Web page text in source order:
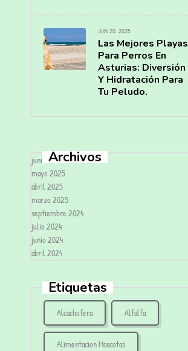
JUN 20, 2025
Las Mejores Playas
Para Perros En
Asturias: Diversión
Y Hidratación Para
Tu Peludo.
Archivos
junio 2025
mayo 2025
abril 2025
marzo 2025
septiembre 2024
julio 2024
junio 2024
abril 2024
Etiquetas
Alcachofera Alfalfa
Alimentacion Mascotas